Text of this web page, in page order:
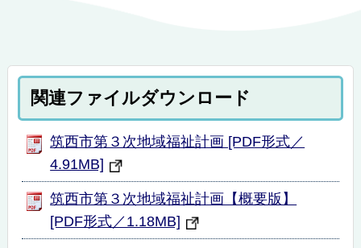
関連ファイルダウンロード
筑西市第３次地域福祉計画 [PDF形式／
4.91MB]
筑西市第３次地域福祉計画【概要版】
[PDF形式／1.18MB]